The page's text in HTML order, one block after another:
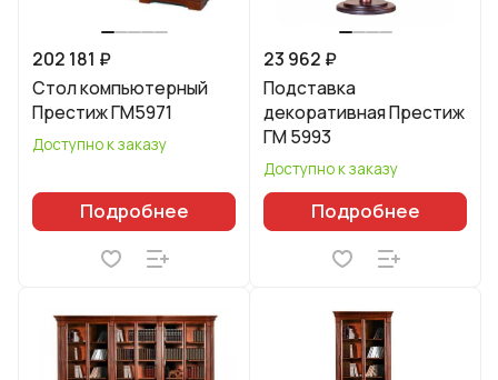
202 181 ₽
Стол компьютерный
Престиж ГМ5971
Доступно к заказу
Подробнее
23 962 ₽
Подставка
декоративная Престиж
ГМ 5993
Доступно к заказу
Подробнее